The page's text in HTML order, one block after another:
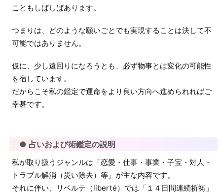
こともしばしばあります。
つまりは、どのような願いごとでも実現することは決して不
可能ではありません。
仮に、少し遠回りになろうとも、必ず物事とは変化の可能性
を宿しています。
だからこそ私の鑑定で運命をより良い方向へ進められればご
幸甚です。
● 占いおよび術鑑定の説明
私が取り扱うジャンルは「恋愛・仕事・事業・子宝・対人・
トラブル解消（災い除去）等」が主な内容です。
それに伴い、リベルテ（liberté）では「１４日間連続祈祷」